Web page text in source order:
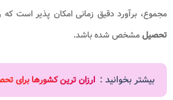
مجموع، برآورد دقیق زمانی امکان پذیر است
تحصیلمشخص شده باشد.
بیشتر بخوانید : ارزان ترین کشورها برای